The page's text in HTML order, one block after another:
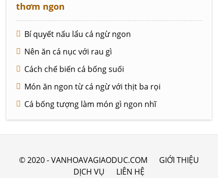
thơm ngon
Bí quyết nấu lẩu cá ngừ ngon
Nên ăn cá nục với rau gì
Cách chế biến cá bống suối
Món ăn ngon từ cá ngừ với thịt ba rọi
Cá bống tượng làm món gì ngon nhĩ
© 2020 - VANHOAVAGIAODUC.COM
GIỚI THIỆU
DỊCH VỤ
LIÊN HỆ